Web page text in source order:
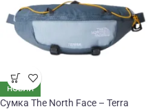
НОВИЙ
Сумка The North Face – Terra